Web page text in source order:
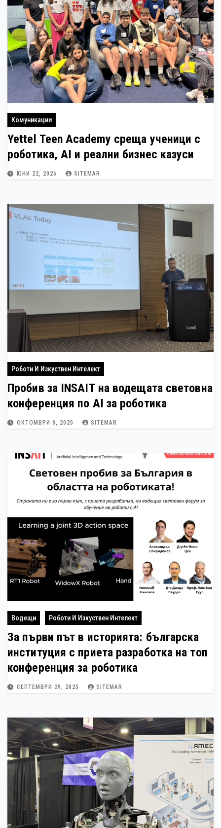
Комуникации
Yettel Teen Academy среща ученици с
роботика, AI и реални бизнес казуси
ЮНИ 22, 2026 SITEMAR
Роботи И Изкуствен Интелект
Пробив за INSAIT на водещата световна
конференция по AI за роботика
ОКТОМВРИ 8, 2025 SITEMAR
Водещи Роботи И Изкуствен Интелект
За първи път в историята: българска
институция с приета разработка на топ
конференция за роботика
СЕПТЕМВРИ 29, 2025 SITEMAR